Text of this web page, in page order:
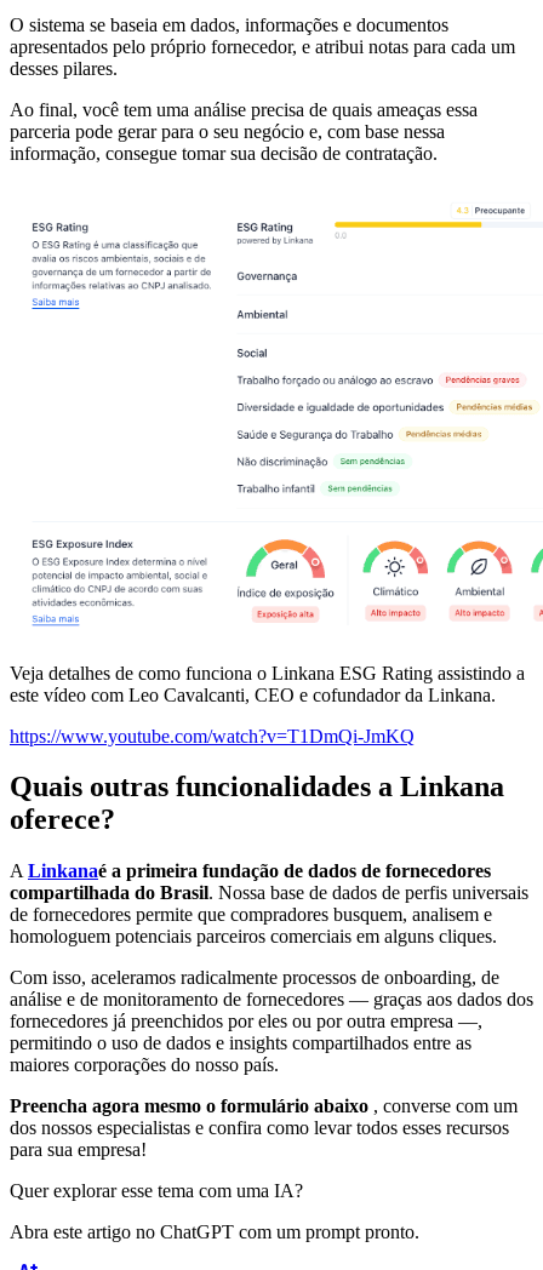
O sistema se baseia em dados, informações e documentos
apresentados pelo próprio fornecedor, e atribui notas para cada um
desses pilares.
Ao final, você tem uma análise precisa de quais ameaças essa
parceria pode gerar para o seu negócio e, com base nessa
informação, consegue tomar sua decisão de contratação.
Veja detalhes de como funciona o Linkana ESG Rating assistindo a
este vídeo com Leo Cavalcanti, CEO e cofundador da Linkana.
https://www.youtube.com/watch?v=T1DmQi-JmKQ
Quais outras funcionalidades a Linkana
oferece?
A Linkanaé a primeira fundação de dados de fornecedores
compartilhada do Brasil. Nossa base de dados de perfis universais
de fornecedores permite que compradores busquem, analisem e
homologuem potenciais parceiros comerciais em alguns cliques.
Com isso, aceleramos radicalmente processos de onboarding, de
análise e de monitoramento de fornecedores — graças aos dados dos
fornecedores já preenchidos por eles ou por outra empresa —,
permitindo o uso de dados e insights compartilhados entre as
maiores corporações do nosso país.
Preencha agora mesmo o formulário abaixo , converse com um
dos nossos especialistas e confira como levar todos esses recursos
para sua empresa!
Quer explorar esse tema com uma IA?
Abra este artigo no ChatGPT com um prompt pronto.